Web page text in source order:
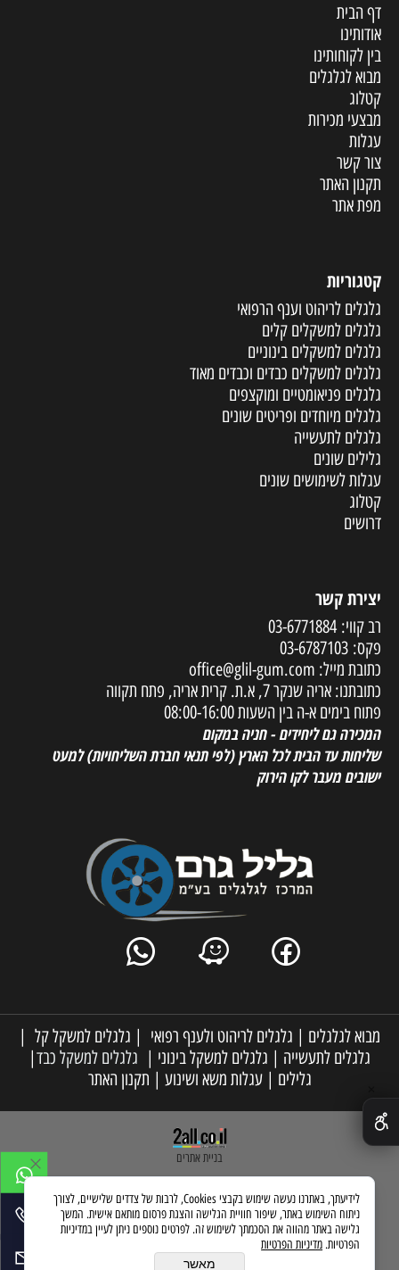
דף הבית
אודותינו
בין לקוחותינו
מבוא לגלגלים
קטלוג
מבצעי מכירות
עגלות
צור קשר
תקנון האתר
מפת אתר
קטגוריות
גלגלים לריהוט וענף הרפואי
גלגלים למשקלים קלים
גלגלים למשקלים בינוניים
גלגלים למשקלים כבדים וכבדים מאוד
גלגלים פניאומטיים ומוקצפים
גלגלים מיוחדים ופריטים שונים
גלגלים לתעשייה
גלילים שונים
עגלות לשימושים שונים
קטלוג
דרושים
יצירת קשר
רב קווי:03-6771884
פקס: 03-6787103
כתובת מייל: office@glil-gum.com
כתובתנו: אריה שנקר 7, א.ת. קרית אריה, פתח תקווה
פתוח בימים א-ה בין השעות 08:00-16:00
המכירה גם ליחידים - חניה במקום
שליחות עד הבית לכל הארץ(לפי תנאי חברת השליחויות) למעט
ישובים מעבר לקו הירוק
מבוא לגלגלים | גלגלים לריהוט ולענף רפואי | גלגלים למשקל קל |
גלגלים לתעשייה | גלגלים למשקל בינוני | גלגלים למשקל כבד|
גלילים |עגלות משא ושינוע | תקנון האתר
בניית אתרים
לידיעתך, באתרנו נעשה שימוש בקבצי Cookies, לרבות של צדדים שלישיים, לצורך
ניתוח השימוש באתר, שיפור חוויית הגלישה והצגת פרסום מותאם אישית. המשך
גלישה באתר מהווה את הסכמתך לשימוש זה. לפרטים נוספים ניתן לעיין במדיניות
הפרטיות. מדיניות הפרטיות
מאשר